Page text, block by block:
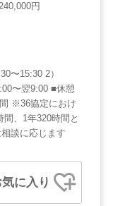
円
〜15:30 2）
〜翌9:00 ■休憩
※36協定におけ
、1年320時間と
談に応じます
に入り